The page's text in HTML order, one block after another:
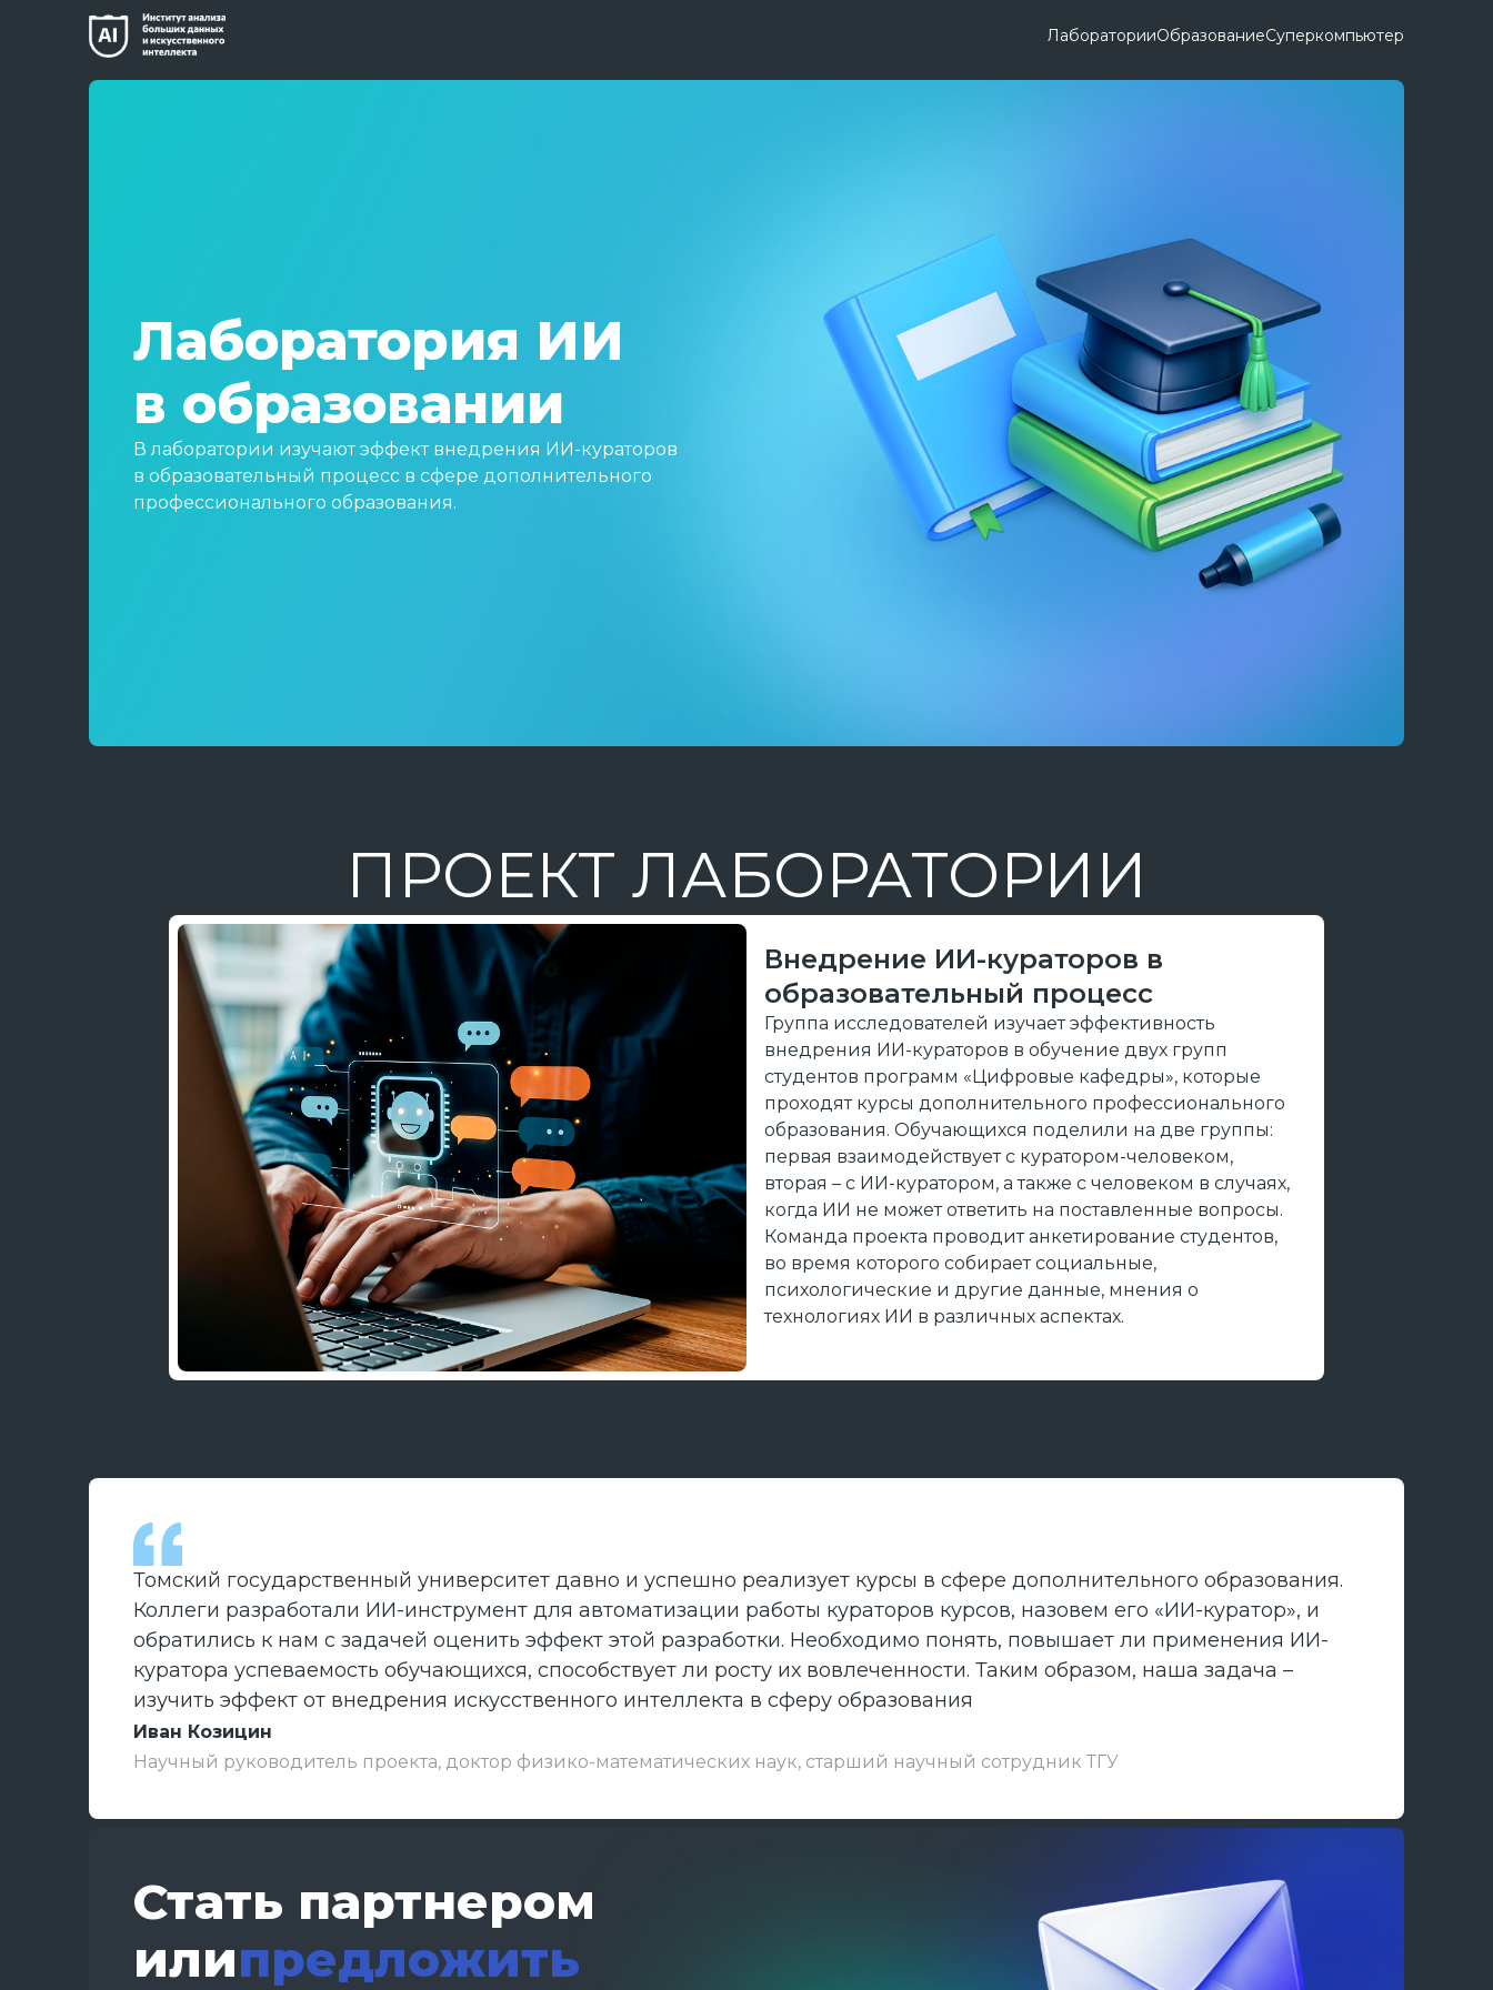
ЛабораторииОбразованиеСуперкомпьютер
Лаборатория ИИ
в образовании
В лаборатории изучают эффект внедрения ИИ-кураторов
в образовательный процесс в сфере дополнительного
профессионального образования.
ПРОЕКТ ЛАБОРАТОРИИ
Внедрение ИИ-кураторов в
образовательный процесс
Группа исследователей изучает эффективность
внедрения ИИ-кураторов в обучение двух групп
студентов программ «Цифровые кафедры», которые
проходят курсы дополнительного профессионального
образования. Обучающихся поделили на две группы:
первая взаимодействует с куратором-человеком,
вторая – с ИИ-куратором, а также с человеком в случаях,
когда ИИ не может ответить на поставленные вопросы.
Команда проекта проводит анкетирование студентов,
во время которого собирает социальные,
психологические и другие данные, мнения о
технологиях ИИ в различных аспектах.
Томский государственный университет давно и успешно реализует курсы в сфере дополнительного образования.
Коллеги разработали ИИ-инструмент для автоматизации работы кураторов курсов, назовем его «ИИ-куратор», и
обратились к нам с задачей оценить эффект этой разработки. Необходимо понять, повышает ли применения ИИ-
куратора успеваемость обучающихся, способствует ли росту их вовлеченности. Таким образом, наша задача –
изучить эффект от внедрения искусственного интеллекта в сферу образования
Иван Козицин
Научный руководитель проекта, доктор физико-математических наук, старший научный сотрудник ТГУ
Стать партнером
илипредложить